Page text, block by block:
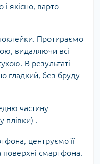
якісно, ​​варто
Протираємо
видаляючи всі
В результаті
гладкий, без бруду
частину
.
центруємо її
смартфона.